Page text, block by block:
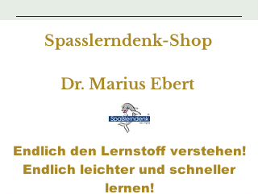
Spasslerndenk-Shop
Dr. Marius Ebert
Endlich den Lernstoff verstehen!
Endlich leichter und schneller
lernen!